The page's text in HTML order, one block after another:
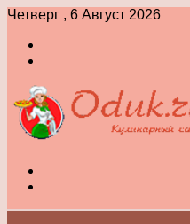
Четверг , 6 Август 2026